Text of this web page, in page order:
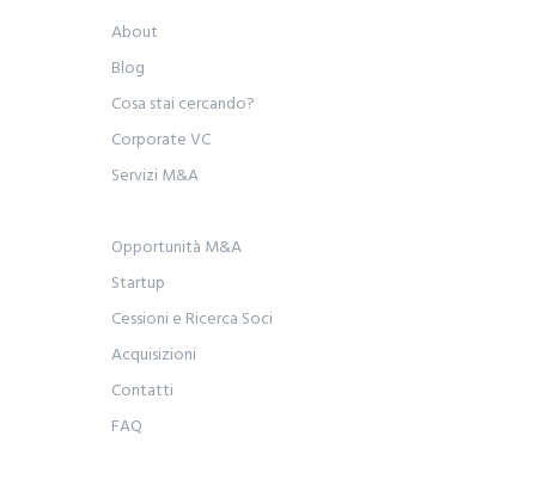
About
Blog
Cosa stai cercando?
Corporate VC
Servizi M&A
Opportunità M&A
Startup
Cessioni e Ricerca Soci
Acquisizioni
Contatti
FAQ